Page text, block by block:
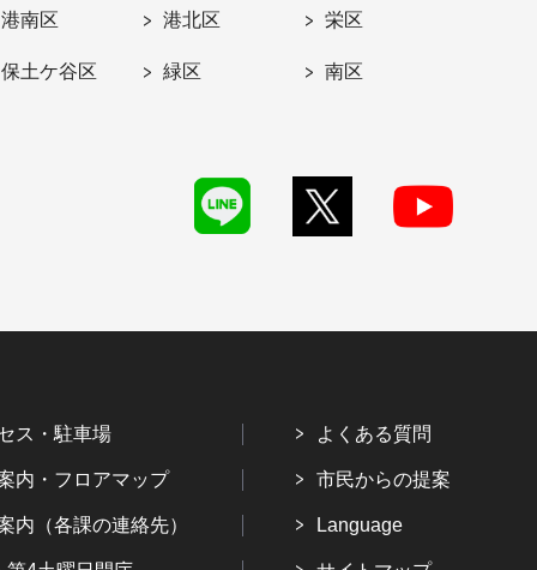
港南区 港北区 栄区
保土ケ谷区 緑区 南区
ス・駐車場
内・フロアマップ
内（各課の連絡先）
よくある質問
市民からの提案
Language